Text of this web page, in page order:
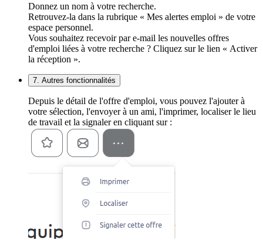
Donnez un nom à votre recherche.
Retrouvez-la dans la rubrique « Mes alertes emploi » de votre
espace personnel.
Vous souhaitez recevoir par e-mail les nouvelles offres
d'emploi liées à votre recherche ? Cliquez sur le lien « Activer
la réception ».
7. Autres fonctionnalités
Depuis le détail de l'offre d'emploi, vous pouvez l'ajouter à
votre sélection, l'envoyer à un ami, l'imprimer, localiser le lieu
de travail et la signaler en cliquant sur :